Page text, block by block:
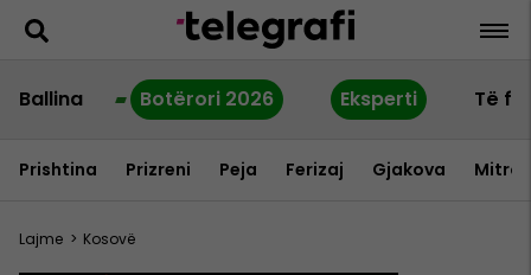
Ballina Botërori 2026 Eksperti Të
Prishtina Prizreni Peja Ferizaj Gjakova
Lajme > Kosovë